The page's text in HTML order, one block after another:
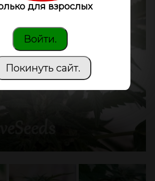
для взрослых
Войти.
Покинуть сайт.